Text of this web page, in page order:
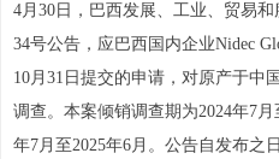
4月30日，巴西发展、工业、贸易
34号公告，应巴西国内企业Nidec
10月31日提交的申请，对原产于中
调查。本案倾销调查期为2024年7
年7月至2025年6月。公告自发布之